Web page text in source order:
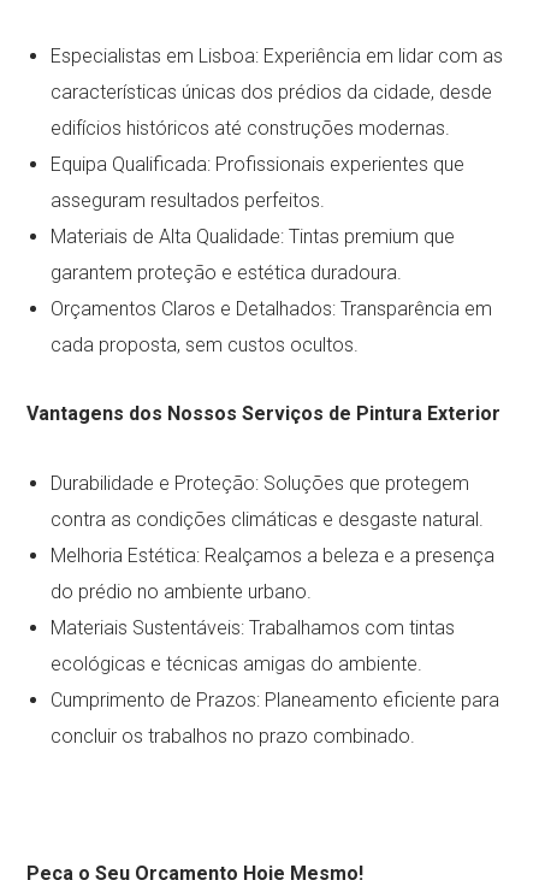
Especialistas em Lisboa: Experiência em lidar com as
características únicas dos prédios da cidade, desde
edifícios históricos até construções modernas.
Equipa Qualificada: Profissionais experientes que
asseguram resultados perfeitos.
Materiais de Alta Qualidade: Tintas premium que
garantem proteção e estética duradoura.
Orçamentos Claros e Detalhados: Transparência em
cada proposta, sem custos ocultos.
Vantagens dos Nossos Serviços de Pintura Exterior
Durabilidade e Proteção: Soluções que protegem
contra as condições climáticas e desgaste natural.
Melhoria Estética: Realçamos a beleza e a presença
do prédio no ambiente urbano.
Materiais Sustentáveis: Trabalhamos com tintas
ecológicas e técnicas amigas do ambiente.
Cumprimento de Prazos: Planeamento eficiente para
concluir os trabalhos no prazo combinado.
Peça o Seu Orçamento Hoje Mesmo!